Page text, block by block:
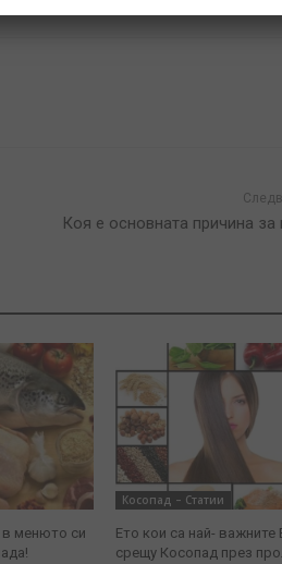
Коя е основната причина
в менюто си
Косопад – Статии
Ето кои са най- важните
срещу Косопад през